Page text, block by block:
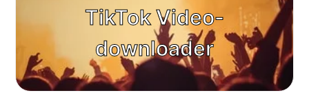
TikTok Video-
downloader